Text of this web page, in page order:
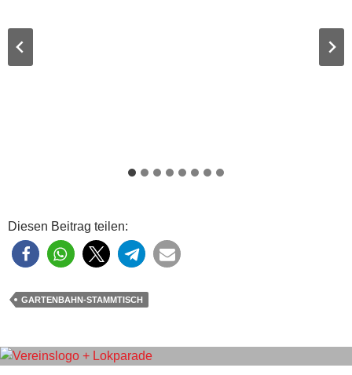
Diesen Beitrag teilen:
GARTENBAHN-STAMMTISCH